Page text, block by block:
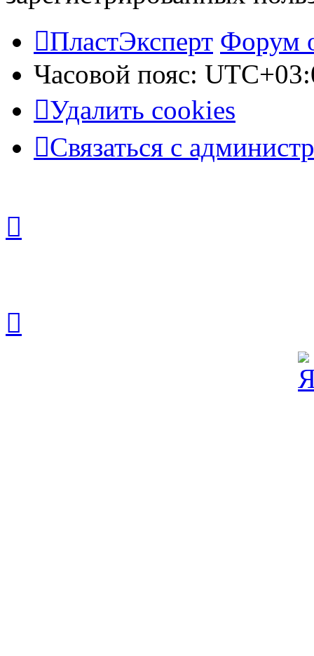
ПластЭксперт Форум
Часовой пояс:
Удалить cookies
Связаться с